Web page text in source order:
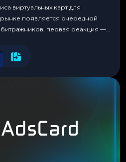
виртуальных карт для
появляется очередной
первая реакция —
всерьез любой новый продукт,
делом. LuckyCards — история